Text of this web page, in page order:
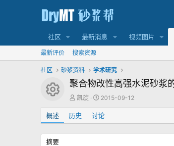
社区 最新消息 视频图片
最新评价 搜索资源
社区 砂浆资料 学术研究
资源图标
聚合物改性高强水泥砂浆
作
凯旋
创
日
期
2015-09-12
概述 历史 讨论
摘要